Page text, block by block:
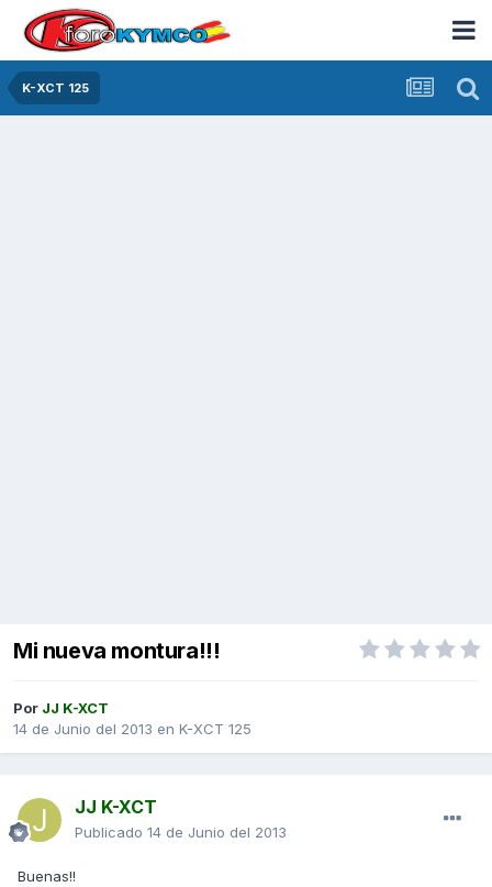
K-XCT 125
Mi nueva montura!!!
Por JJ K-XCT
14 de Junio del 2013 en K-XCT 125
JJ K-XCT
Publicado 14 de Junio del 2013
Buenas!!